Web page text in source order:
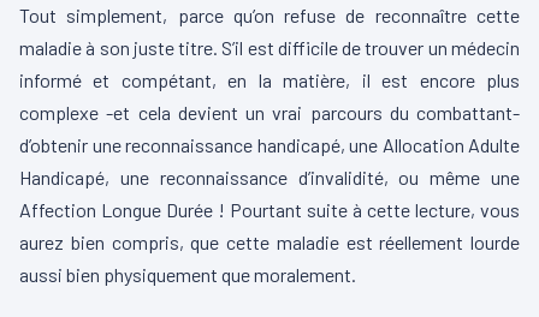
Tout simplement, parce qu’on refuse de reconnaître cette
maladie à son juste titre. S’il est difficile de trouver un médecin
informé et compétant, en la matière, il est encore plus
complexe -et cela devient un vrai parcours du combattant-
d’obtenir une reconnaissance handicapé, une Allocation Adulte
Handicapé, une reconnaissance d’invalidité, ou même une
Affection Longue Durée ! Pourtant suite à cette lecture, vous
aurez bien compris, que cette maladie est réellement lourde
aussi bien physiquement que moralement.